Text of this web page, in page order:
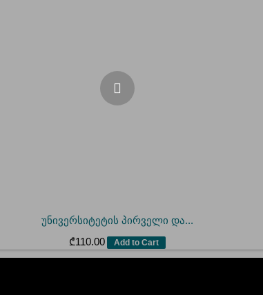
უნივერსიტეტის პირველი და...
₾110.00 Add to Cart